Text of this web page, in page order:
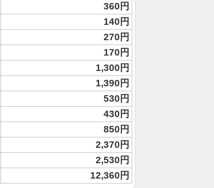
360円
140円
270円
170円
1,300円
1,390円
530円
430円
850円
2,370円
2,530円
12,360円